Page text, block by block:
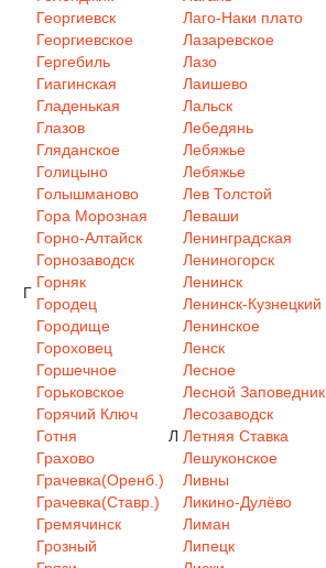
Г
Георгиевск
Георгиевское
Гергебиль
Гиагинская
Гладенькая
Глазов
Гляданское
Голицыно
Голышманово
Гора Морозная
Горно-Алтайск
Горнозаводск
Горняк
Городец
Городище
Гороховец
Горшечное
Горьковское
Горячий Ключ
Готня
Грахово
Грачевка(Оренб.)
Грачевка(Ставр.)
Гремячинск
Грозный
Л
Лаго-Наки плато
Лазаревское
Лазо
Лаишево
Лальск
Лебедянь
Лебяжье
Лебяжье
Лев Толстой
Леваши
Ленинградская
Лениногорск
Ленинск
Ленинск-Кузнецкий
Ленинское
Ленск
Лесное
Лесной Заповедник
Лесозаводск
Летняя Ставка
Лешуконское
Ливны
Ликино-Дулёво
Лиман
Липецк